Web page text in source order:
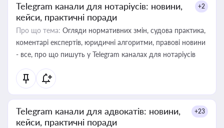
Telegram канали для нотаріусів: новини,
кейси, практичні поради
+2
Про що тема: Огляди нормативних змін, судова практика,
коментарі експертів, юридичні алгоритми, правові новини
- все, про що пишуть у Telegram каналах для нотаріусів
Telegram канали для адвокатів: новини,
кейси, практичні поради
+23